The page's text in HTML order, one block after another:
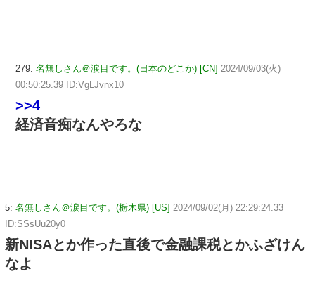
279: 名無しさん＠涙目です。(日本のどこか) [CN] 2024/09/03(火)
00:50:25.39 ID:VgLJvnx10
>>4
経済音痴なんやろな
5: 名無しさん＠涙目です。(栃木県) [US] 2024/09/02(月) 22:29:24.33
ID:SSsUu20y0
新NISAとか作った直後で金融課税とかふざけん
なよ